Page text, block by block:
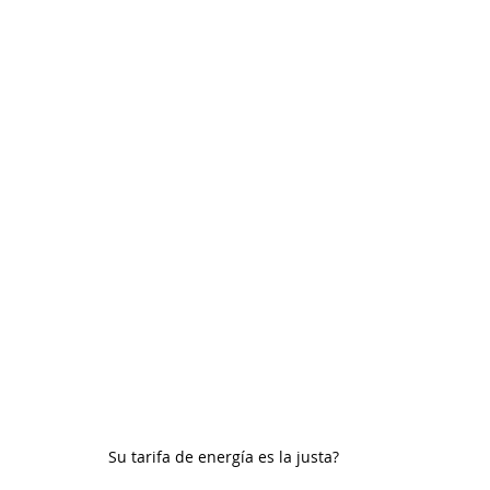
Su tarifa de energía es la justa?